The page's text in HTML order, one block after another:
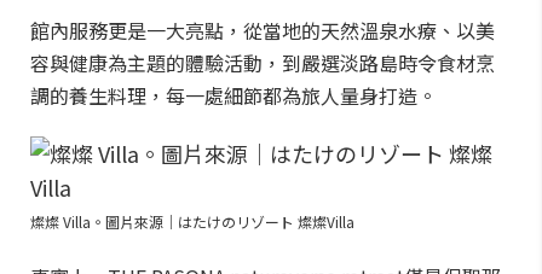
館內服務更是一大亮點，從當地的天然溫泉水療、以美
容與健康為主題的體驗活動，到嚴選淡路島時令食材烹
調的養生料理，每一處細節都為旅人量身打造。
燦燦 Villa。圖片來源｜はたけのリゾート 燦燦Villa